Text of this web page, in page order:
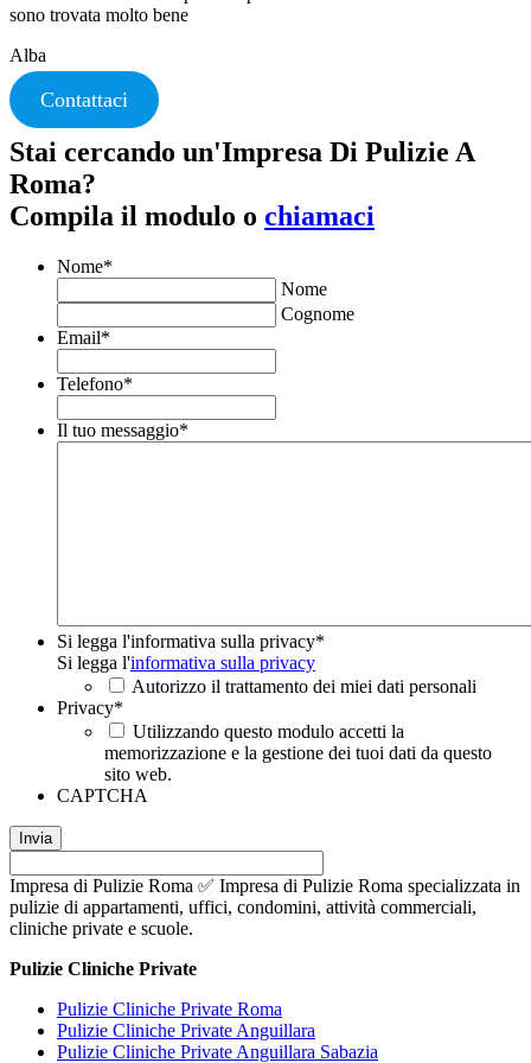
sono trovata molto bene
Alba
Contattaci
Stai cercando un'Impresa Di Pulizie A
Roma?
Compila il modulo o chiamaci
Nome*
Nome
Cognome
Email*
Telefono*
Il tuo messaggio*
Si legga l'informativa sulla privacy*
Si legga l'informativa sulla privacy
Autorizzo il trattamento dei miei dati personali
Privacy*
Utilizzando questo modulo accetti la
memorizzazione e la gestione dei tuoi dati da questo
sito web.
CAPTCHA
Impresa di Pulizie Roma ✅ Impresa di Pulizie Roma specializzata in
pulizie di appartamenti, uffici, condomini, attività commerciali,
cliniche private e scuole.
Pulizie Cliniche Private
Pulizie Cliniche Private Roma
Pulizie Cliniche Private Anguillara
Pulizie Cliniche Private Anguillara Sabazia